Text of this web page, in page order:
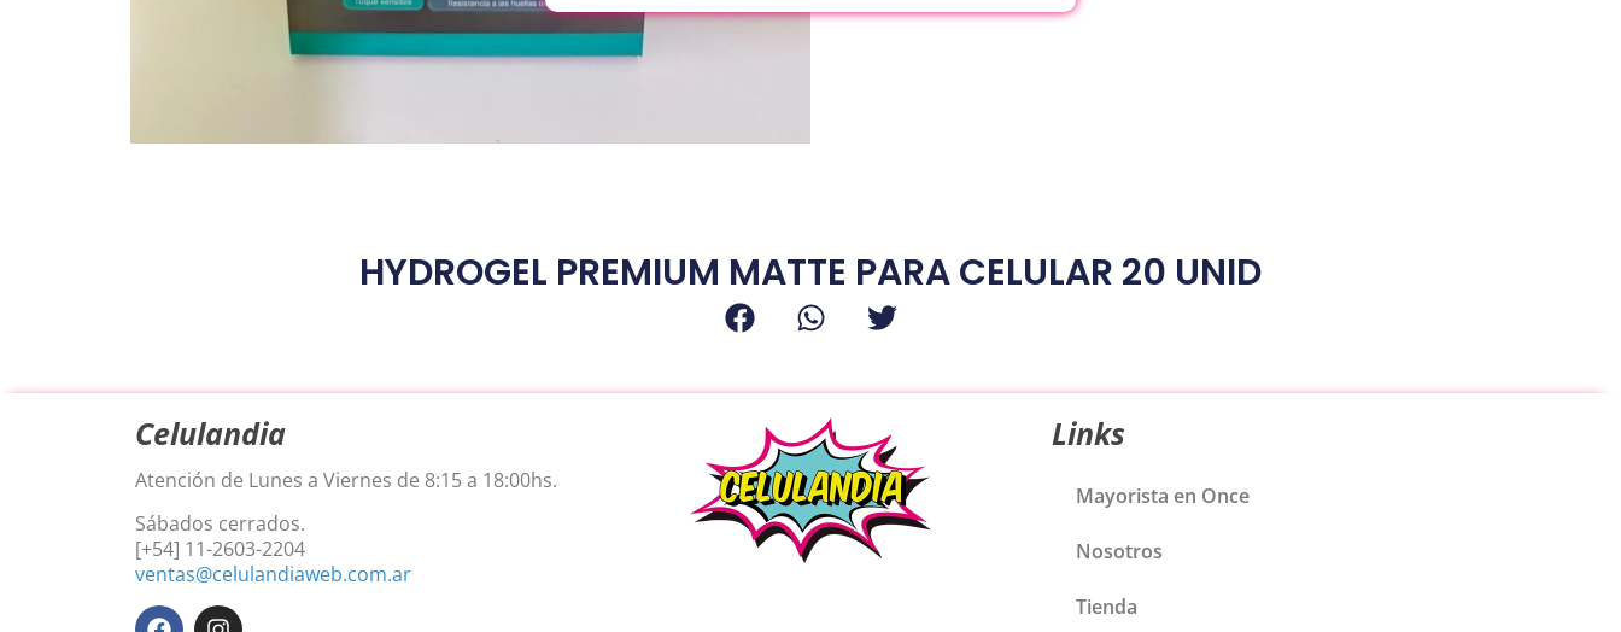
HYDROGEL PREMIUM MATTE PARA CELULAR 20 UNID
Celulandia
Atención de Lunes a Viernes de 8:15 a 18:00hs.
Sábados cerrados.
[+54] 11-2603-2204
ventas@celulandiaweb.com.ar
Links
Mayorista en Once
Nosotros
Tienda